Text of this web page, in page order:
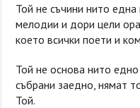
Той не съчини нито
мелодии и дори цели
което всички поети и
Той не основа нито
събрани заедно, нямат
Той.